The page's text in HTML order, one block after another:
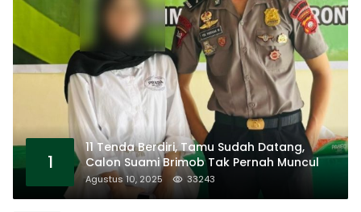
1
11 Tenda Berdiri, Tamu Sudah Datang,
Calon Suami Brimob Tak Pernah Muncul
Agustus 10, 2025 33243